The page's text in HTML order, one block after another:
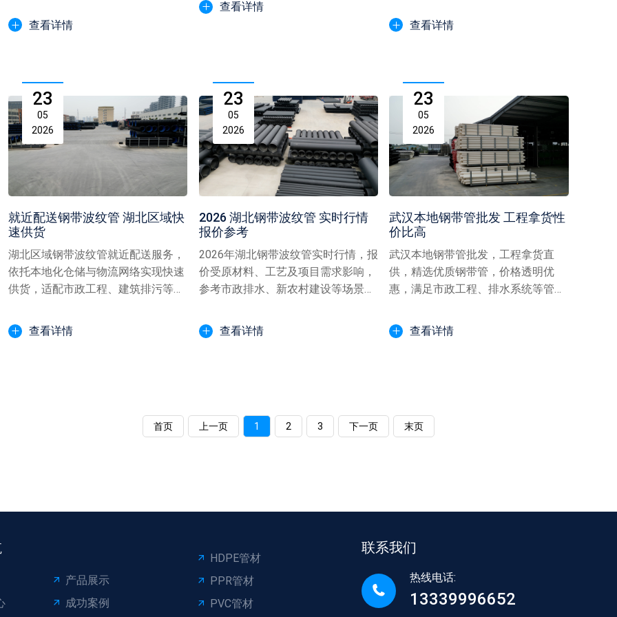
查看详情
查看详情
查看详情
23
05
2026
就近配送钢带波纹管 湖北区域快
速供货
湖北区域钢带波纹管就近配送服务，
依托本地化仓储与物流网络实现快速
供货，适配市政工程、建筑排污等管
查看详情
23
05
2026
2026 湖北钢带波纹管 实时行情
报价参考
2026年湖北钢带波纹管实时行情，报
价受原材料、工艺及项目需求影响，
参考市政排水、新农村建设等场景下
查看详情
23
05
2026
武汉本地钢带管批发 工程拿货性
价比高
武汉本地钢带管批发，工程拿货直
供，精选优质钢带管，价格透明优
惠，满足市政工程、排水系统等管道
查看详情
首页 上一页 1 2 3 下一页 末页
产品展示
成功案例
HDPE管材
PPR管材
PVC管材
联系我们
热线电话:
13339996652